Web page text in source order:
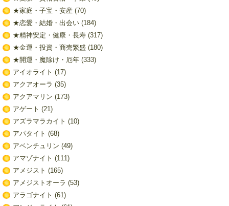
★家庭・子宝・安産(70)
★恋愛・結婚・出会い(184)
★精神安定・健康・長寿(317)
★金運・投資・商売繁盛 (180)
★開運・魔除け・厄年(333)
アイオライト (17)
アクアオーラ (35)
アクアマリン (173)
アゲート (21)
アズラマラカイト (10)
アパタイト (68)
アベンチュリン (49)
アマゾナイト (111)
アメジスト (165)
アメジストオーラ (53)
アラゴナイト (61)